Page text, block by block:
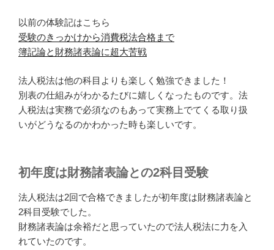
以前の体験記はこちら
受験のきっかけから消費税法合格まで
簿記論と財務諸表論に超大苦戦
法人税法は他の科目よりも楽しく勉強できました！
別表の仕組みがわかるたびに嬉しくなったものです。法
人税法は実務で必須なのもあって実務上でてくる取り扱
いがどうなるのかわかった時も楽しいです。
初年度は財務諸表論との2科目受験
法人税法は2回で合格できましたが初年度は財務諸表論と
2科目受験でした。
財務諸表論は余裕だと思っていたので法人税法に力を入
れていたのです。